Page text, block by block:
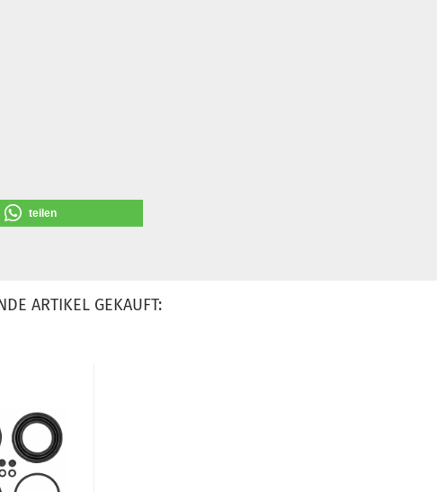
teilen
ARTIKEL GEKAUFT: